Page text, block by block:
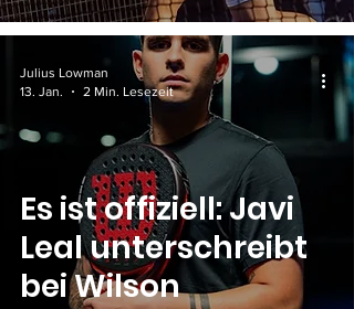
Es ist offiziell: Javi
Leal unterschreibt
bei Wilson
Julius Lowman
13. Jan.
2 Min. Lesezeit